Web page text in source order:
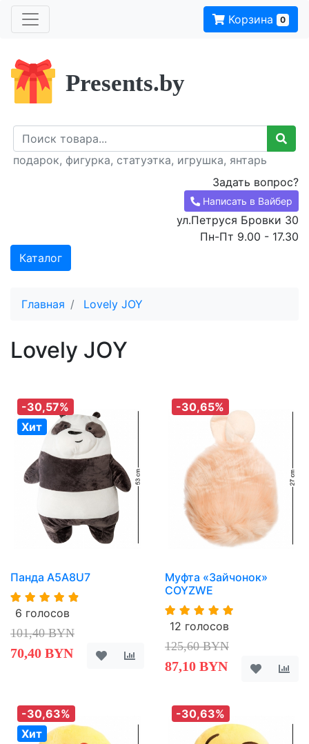
Корзина 0
Presents.by
подарок, фигурка, статуэтка, игрушка, янтарь
Задать вопрос?
Написать в Вайбер
ул.Петруся Бровки 30
Пн-Пт 9.00 - 17.30
Каталог
Главная Lovely JOY
Lovely JOY
-30,57%
Хит
Панда A5A8U7
6 голосов
101,40 BYN
70,40 BYN
-30,65%
Муфта «Зайчонок»
COYZWE
12 голосов
125,60 BYN
87,10 BYN
-30,63%
Хит
-30,63%